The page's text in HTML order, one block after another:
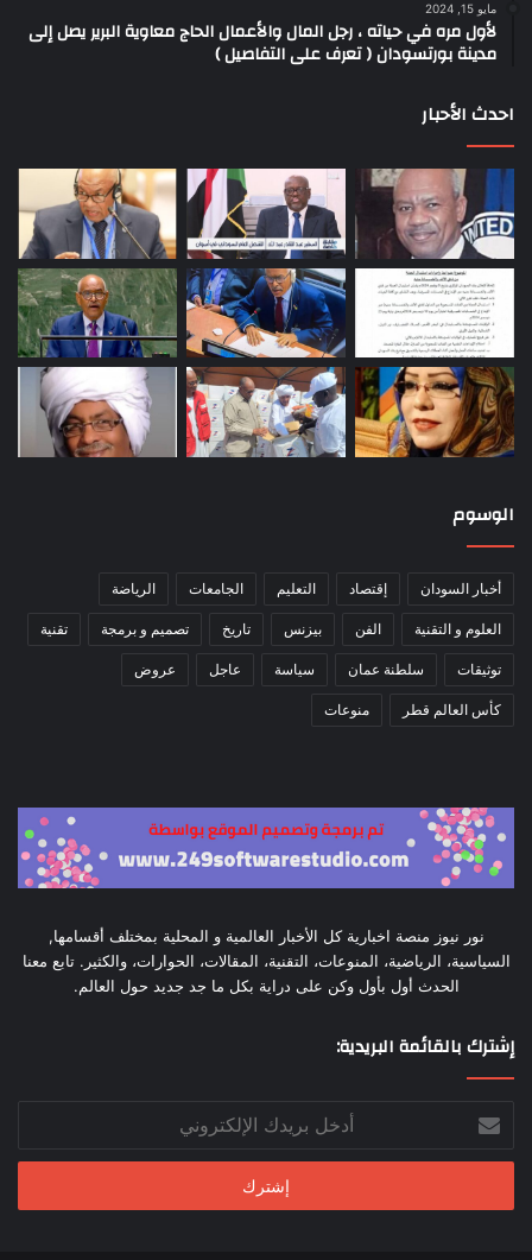
مايو 15, 2024
لأول مره في حياته ، رجل المال والأعمال الحاج معاوية البرير يصل إلى
مدينة بورتسودان ( تعرف على التفاصيل )
احدث الأحبار
الوسوم
أخبار السودان إقتصاد التعليم الجامعات الرياضة
العلوم و التقنية الفن بيزنس تاريخ تصميم و برمجة تقنية
توثيقات سلطنة عمان سياسة عاجل عروض
كأس العالم قطر منوعات
نور نيوز منصة اخبارية كل الأخبار العالمية و المحلية بمختلف أقسامها,
السياسية، الرياضية، المنوعات، التقنية، المقالات، الحوارات، والكثير. تابع معنا
الحدث أول بأول وكن على دراية بكل ما جد جديد حول العالم.
إشترك بالقائمة البريدية:
بريدك
الإلكتروني